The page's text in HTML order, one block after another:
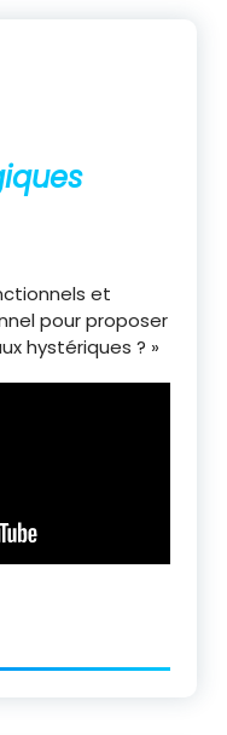
et
pour proposer
hystériques ? »